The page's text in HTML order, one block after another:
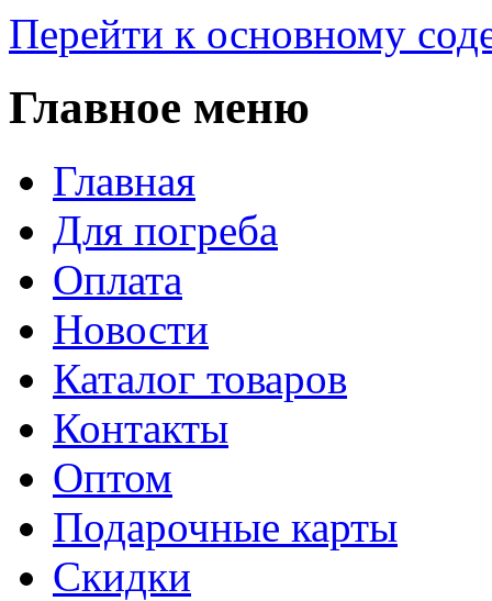
Перейти к основному
Главное меню
Главная
Для погреба
Оплата
Новости
Каталог товаров
Контакты
Оптом
Подарочные карты
Скидки